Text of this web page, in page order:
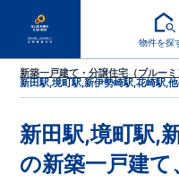
物件を探
新築一戸建て・分譲住宅（ブルー
新田駅,境町駅,新伊勢崎駅,花崎駅,他
新田駅,境町駅,
の新築一戸建て